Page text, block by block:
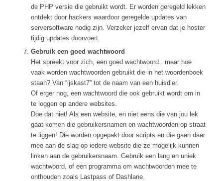
de PHP versie die gebruikt wordt. Er worden geregeld lekken
ontdekt door hackers waardoor geregelde updates van
serversoftware nodig zijn. Verzeker jezelf ervan dat je hoster
tijdig updates doorvoert.
Gebruik een goed wachtwoord
Het spreekt voor zich, een goed wachtwoord.. maar hoe
vaak worden wachtwoorden gebruikt die in het woordenboek
staan? Van “ijskast7” tot de naam van een huisdier.
Of erger nog, een wachtwoord die ook gebruikt wordt om in
te loggen op andere websites.
Doe dat niet! Als een website, en niet eens die van jou lek
gaat komen die gebruikersnamen en wachtwoorden op straat
te liggen! Die worden opgepakt door scripts en die gaan daar
mee aan de slag op iedere website die ze mogelijk kunnen
linken aan de gebruikersnaam. Gebruik een lang en uniek
wachtwoord, of een programma om wachtwoorden mee te
onthouden zoals Lastpass of Dashlane.